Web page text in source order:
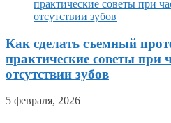
Как сделать съемный
практические советы при
отсутствии зубов
5 февраля, 2026